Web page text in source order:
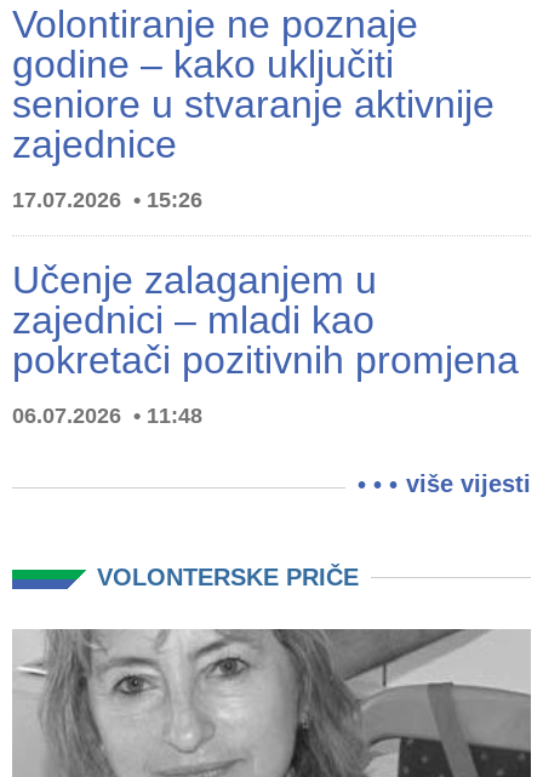
Volontiranje ne poznaje
godine – kako uključiti
seniore u stvaranje aktivnije
zajednice
17.07.2026 15:26
Učenje zalaganjem u
zajednici – mladi kao
pokretači pozitivnih promjena
06.07.2026 11:48
više vijesti
VOLONTERSKE PRIČE